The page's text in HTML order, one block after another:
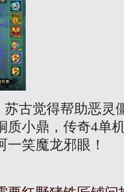
古觉得帮助恶灵
质小鼎，传奇4单
笑魔龙邪眼！